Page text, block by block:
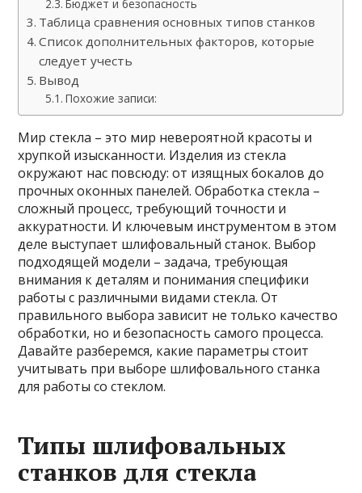
Бюджет и безопасность
Таблица сравнения основных типов станков
Список дополнительных факторов, которые
следует учесть
Вывод
Похожие записи:
Мир стекла – это мир невероятной красоты и
хрупкой изысканности. Изделия из стекла
окружают нас повсюду: от изящных бокалов до
прочных оконных панелей. Обработка стекла –
сложный процесс, требующий точности и
аккуратности. И ключевым инструментом в этом
деле выступает шлифовальный станок. Выбор
подходящей модели – задача, требующая
внимания к деталям и понимания специфики
работы с различными видами стекла. От
правильного выбора зависит не только качество
обработки, но и безопасность самого процесса.
Давайте разберемся, какие параметры стоит
учитывать при выборе шлифовального станка
для работы со стеклом.
Типы шлифовальных
станков для стекла